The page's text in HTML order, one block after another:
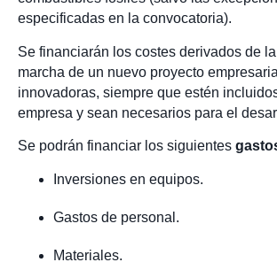
especificadas en la convocatoria).
Se financiarán los costes derivados de
marcha de un nuevo proyecto
innovadoras, siempre que estén
empresa y sean necesarios para el
Se podrán financiar los siguientes
Inversiones en equipos.
Gastos de personal.
Materiales.